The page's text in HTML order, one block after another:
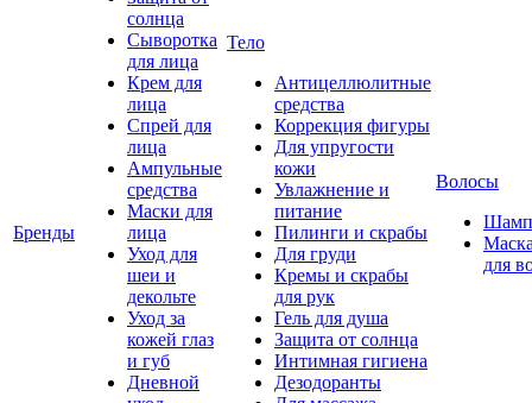
Бренды
солнца
Сыворотка
для лица
Крем для
лица
Спрей для
лица
Ампульные
средства
Маски для
лица
Уход для
шеи и
декольте
Уход за
кожей глаз
и губ
Дневной
Тело
Антицеллюлитные
средства
Коррекция фигуры
Для упругости
кожи
Увлажнение и
питание
Пилинги и скрабы
Для груди
Кремы и скрабы
для рук
Гель для душа
Защита от солнца
Интимная гигиена
Дезодоранты
Волосы
для